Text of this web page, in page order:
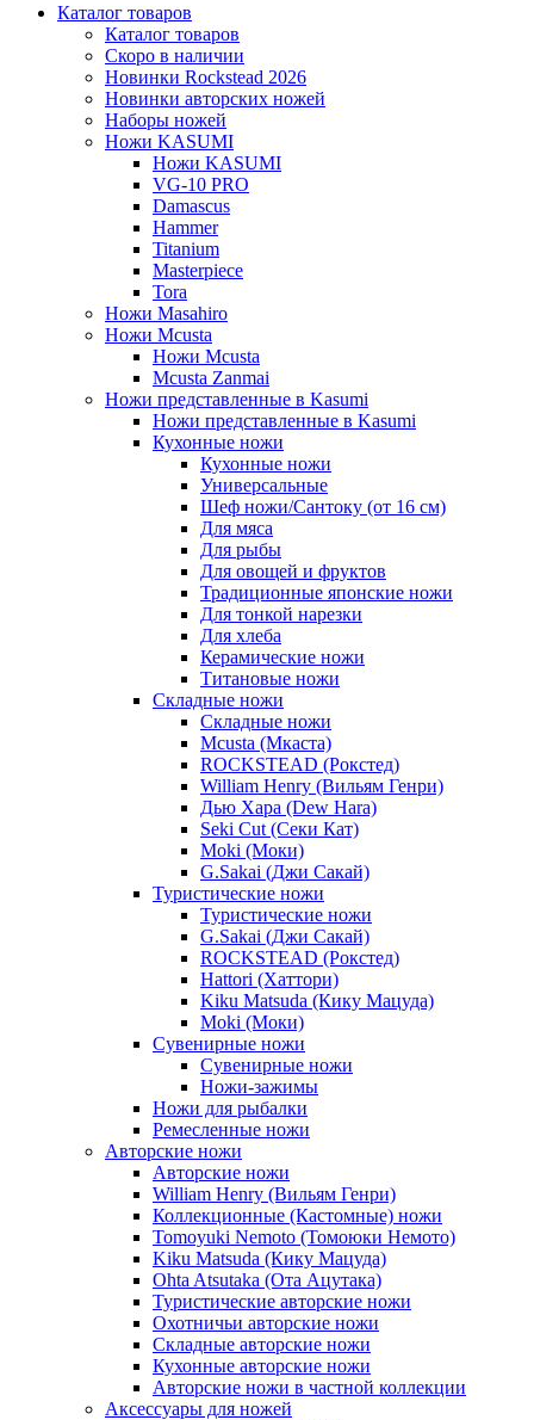
Каталог товаров
Каталог товаров
Скоро в наличии
Новинки Rockstead 2026
Новинки авторских ножей
Наборы ножей
Ножи KASUMI
Ножи KASUMI
VG-10 PRO
Damascus
Hammer
Titanium
Masterpiece
Tora
Ножи Masahiro
Ножи Mcusta
Ножи Mcusta
Mcusta Zanmai
Ножи представленные в Kasumi
Ножи представленные в Kasumi
Кухонные ножи
Кухонные ножи
Универсальные
Шеф ножи/Сантоку (от 16 см)
Для мяса
Для рыбы
Для овощей и фруктов
Традиционные японские ножи
Для тонкой нарезки
Для хлеба
Керамические ножи
Титановые ножи
Складные ножи
Складные ножи
Mcusta (Мкаста)
ROCKSTEAD (Рокстед)
William Henry (Вильям Генри)
Дью Хара (Dew Hara)
Seki Cut (Секи Кат)
Moki (Моки)
G.Sakai (Джи Сакай)
Туристические ножи
Туристические ножи
G.Sakai (Джи Сакай)
ROCKSTEAD (Рокстед)
Hattori (Хаттори)
Kiku Matsuda (Кику Мацуда)
Moki (Моки)
Сувенирные ножи
Сувенирные ножи
Ножи-зажимы
Ножи для рыбалки
Ремесленные ножи
Авторские ножи
Авторские ножи
William Henry (Вильям Генри)
Коллекционные (Кастомные) ножи
Tomoyuki Nemoto (Томоюки Немото)
Kiku Matsuda (Кику Мацуда)
Ohta Atsutaka (Ота Ацутака)
Туристические авторские ножи
Охотничьи авторские ножи
Складные авторские ножи
Кухонные авторские ножи
Авторские ножи в частной коллекции
Аксессуары для ножей